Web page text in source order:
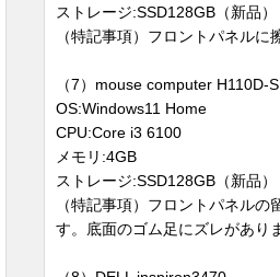
ストレージ:SSD128GB（新品）
（特記事項）フロントパネルに
（7）mouse computer H110D-
OS:Windows11 Home
CPU:Core i3 6100
メモリ:4GB
ストレージ:SSD128GB（新品）
（特記事項）フロントパネルの
す。底面のゴム足にズレがあり